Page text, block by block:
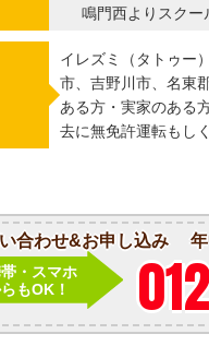
鳴門西よりスクー
イレズミ（タトゥー
市、吉野川市、名東
ある方・実家のある
去に無免許運転もし
合わせ&お申し込み
・スマホ
もOK！